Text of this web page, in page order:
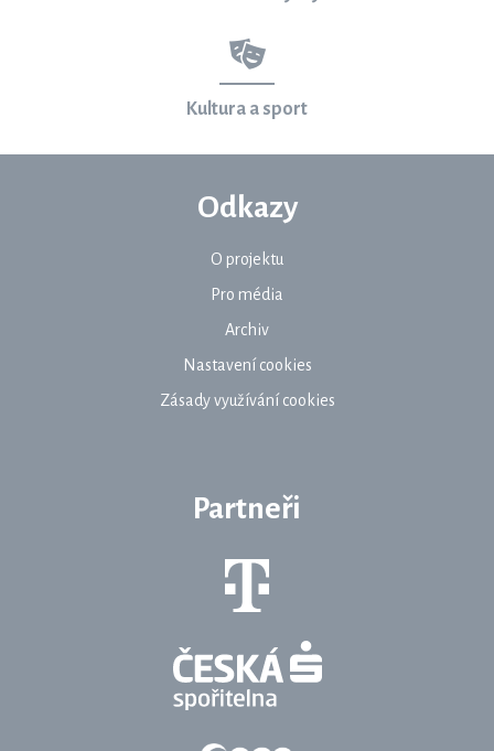
Kultura a sport
Odkazy
O projektu
Pro média
Archiv
Nastavení cookies
Zásady využívání cookies
Partneři